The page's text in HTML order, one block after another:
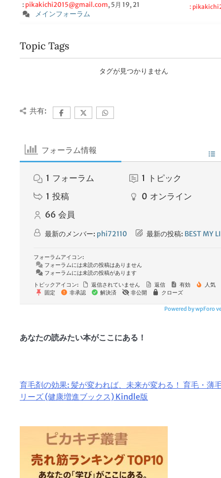
: pikakichi2015@gmail.com, 5月 19, 21
メインフォーラム
:
Topic Tags
タグが見つかりません
共有:
フォーラム情報
1 フォーラム 1
トピック
1 投稿 0 オンライン
66 会員
最新のメンバー: phi72110 最新の投稿: BEST MY
フォーラムアイコン:
フォーラムには未読の投稿はありません
フォーラムには未読の投稿があります
トピックアイコン:
返信されていません 返信 有効
人気
固定
非承認 解決済 非公開 クローズ
Powered by wpForo
あなたの読みたい本がここにある！
育毛剤の効果: 髪が変われば、未来が変わる！ 育毛・薄
リーズ (健康増進ブックス) Kindle版